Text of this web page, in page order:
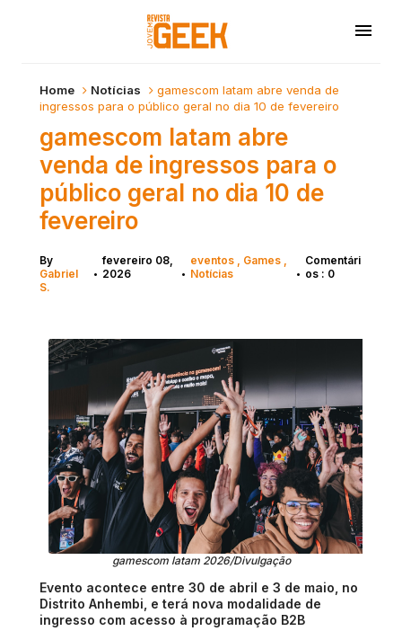
Home Notícias
gamescom latam abre venda de
ingressos para o público geral no dia 10 de fevereiro
gamescom latam abre
venda de ingressos para o
público geral no dia 10 de
fevereiro
By
Gabriel
S.
•
fevereiro 08,
2026
•
eventos
Games
Notícias
•
Comentári
os : 0
gamescom latam 2026/Divulgação
Evento acontece entre 30 de abril e 3 de maio, no
Distrito Anhembi, e terá nova modalidade de
ingresso com acesso à programação B2B